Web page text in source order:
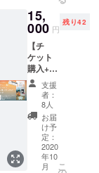
もん
パック
の内容
物は、
仕入れ
状況に
よって
変更と
なる場
合があ
りま
す。
ニング
ミュー
ジック
ライブ
はフ
リーパ
スチ
ケット
の対象
外とな
りま
す。別
途チ
ケット
礼状に
添えて
お送り
させて
いただ
きま
す。 ※
リター
ン品の
デザイ
ンはイ
メージ
です。
変更す
必要検
討事項
など、
イベン
ト開催
を検討
されて
いる方
に参考
になる
資料で
す。 ち
えんな
あれか
15,
000 円
残り42
【チ
ケット
購入+サ
ポー
ターT
シャツ
+三豊う
まいも
んパッ
ク】 ◆
父母ヶ
浜芸術
支援
者：
8人
お届
け予
定：
2020
年10
月
こ